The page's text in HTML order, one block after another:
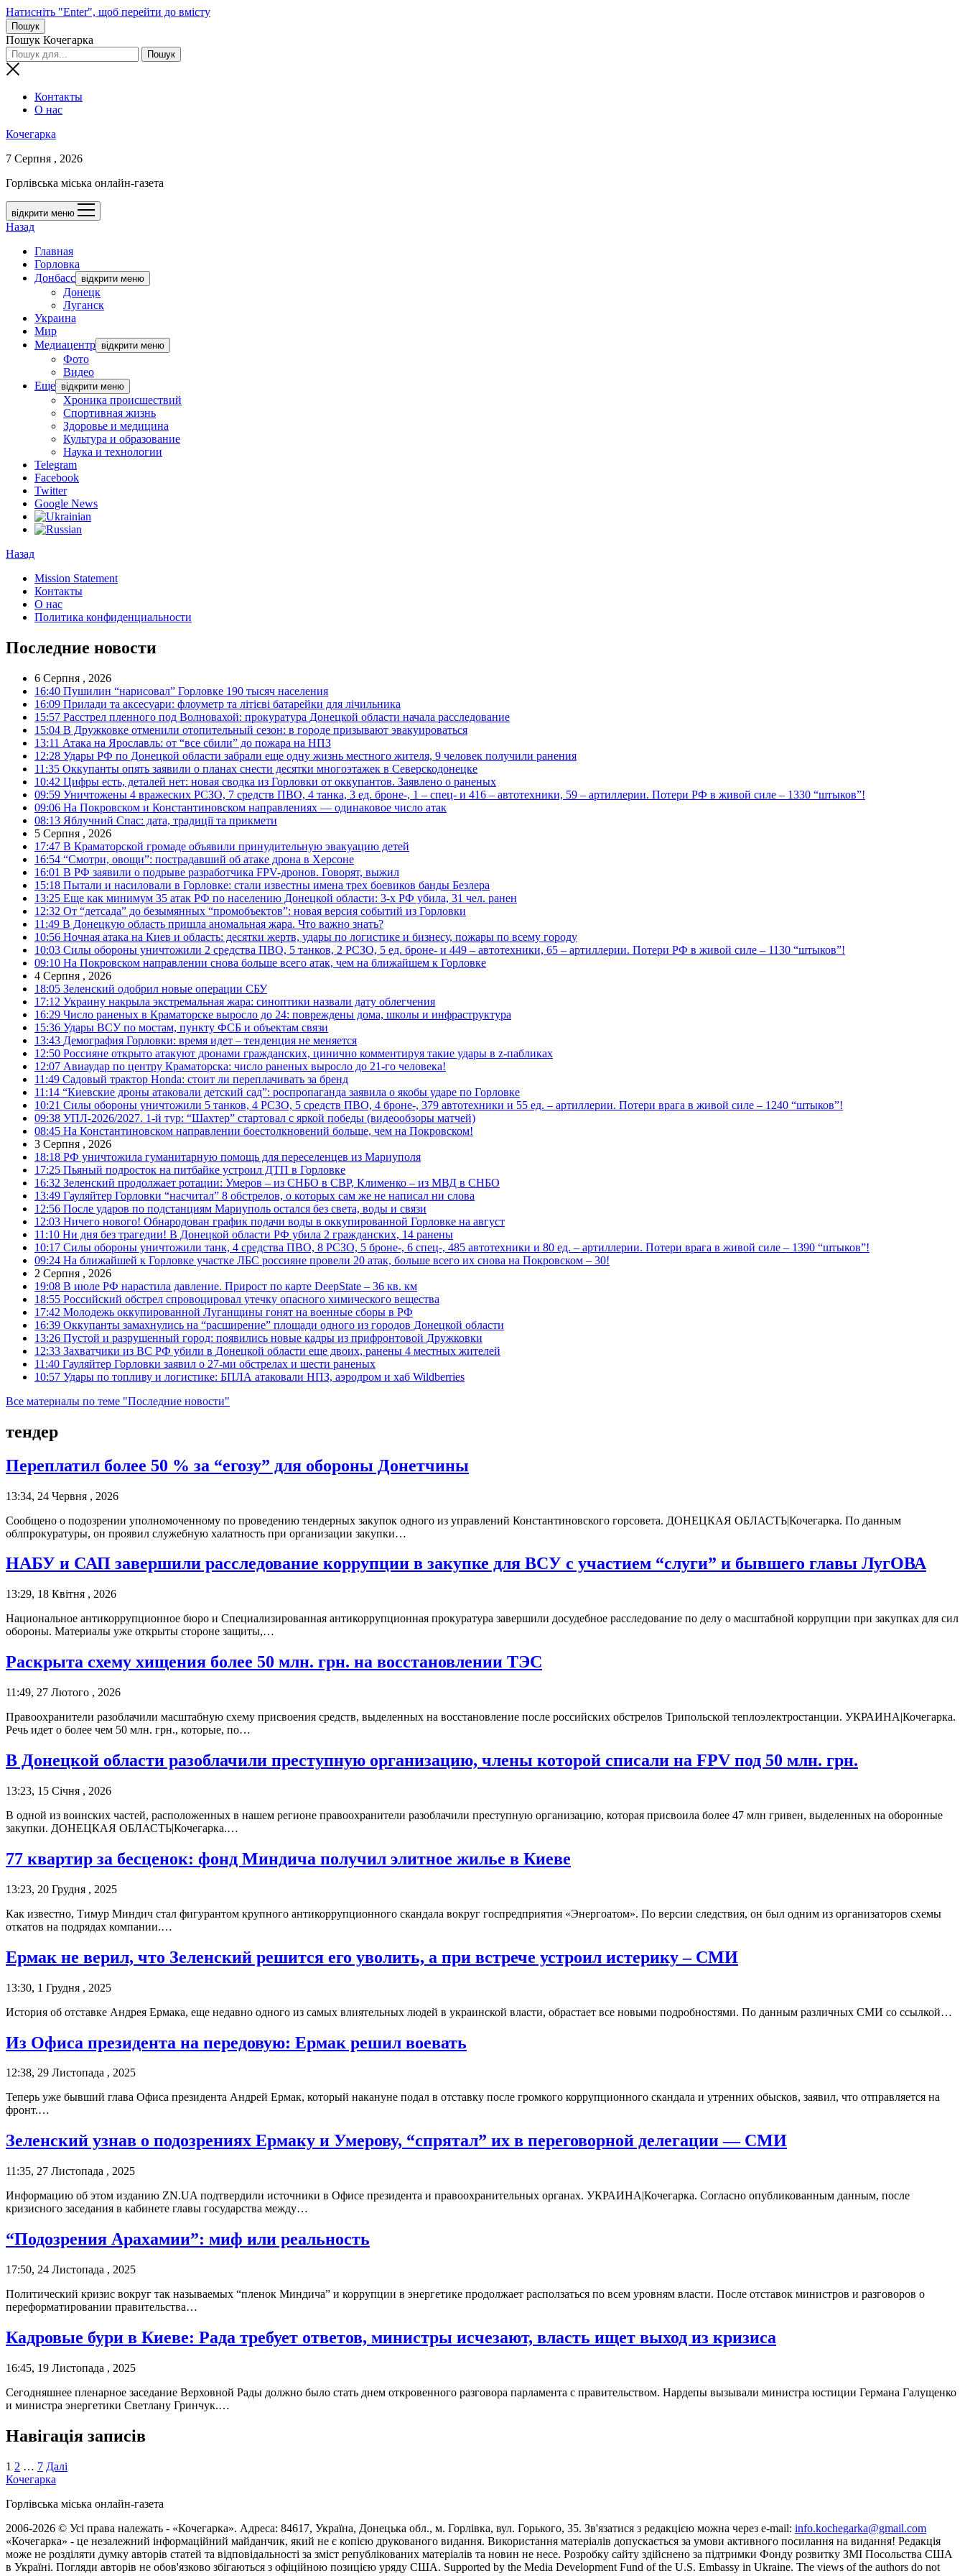
Натисніть "Enter", щоб перейти до вмісту
Пошук
Пошук Кочегарка
Контакты
О нас
Кочегарка
7 Серпня , 2026
Горлівська міська онлайн-газета
відкрити меню
Назад
Главная
Горловка
Донбасс відкрити меню
Донецк
Луганск
Украина
Мир
Медиацентр відкрити меню
Фото
Видео
Еще відкрити меню
Хроника происшествий
Спортивная жизнь
Здоровье и медицина
Культура и образование
Наука и технологии
Telegram
Facebook
Twitter
Google News
Назад
Mission Statement
Контакты
О нас
Политика конфиденциальности
Последние новости
6 Серпня , 2026
16:40 Пушилин “нарисовал” Горловке 190 тысяч населения
16:09 Прилади та аксесуари: флоуметр та літієві батарейки для лічильника
15:57 Расстрел пленного под Волновахой: прокуратура Донецкой области начала расследование
15:04 В Дружковке отменили отопительный сезон: в городе призывают эвакуироваться
13:11 Атака на Ярославль: от “все сбили” до пожара на НПЗ
12:28 Удары РФ по Донецкой области забрали еще одну жизнь местного жителя, 9 человек получили ранения
11:35 Оккупанты опять заявили о планах снести десятки многоэтажек в Северскодонецке
10:42 Цифры есть, деталей нет: новая сводка из Горловки от оккупантов. Заявлено о раненых
09:59 Уничтожены 4 вражеских РСЗО, 7 средств ПВО, 4 танка, 3 ед. броне-, 1 – спец- и 416 – автотехники, 59 – артиллерии. Потери РФ в живой силе – 1330 “штыков”!
09:06 На Покровском и Константиновском направлениях — одинаковое число атак
08:13 Яблучний Спас: дата, традиції та прикмети
5 Серпня , 2026
17:47 В Краматорской громаде объявили принудительную эвакуацию детей
16:54 “Смотри, овощи”: пострадавший об атаке дрона в Херсоне
16:01 В РФ заявили о подрыве разработчика FPV-дронов. Говорят, выжил
15:18 Пытали и насиловали в Горловке: стали известны имена трех боевиков банды Безлера
13:25 Еще как минимум 35 атак РФ по населению Донецкой области: 3-х РФ убила, 31 чел. ранен
12:32 От “детсада” до безымянных “промобъектов”: новая версия событий из Горловки
11:49 В Донецкую область пришла аномальная жара. Что важно знать?
10:56 Ночная атака на Киев и область: десятки жертв, удары по логистике и бизнесу, пожары по всему городу
10:03 Силы обороны уничтожили 2 средства ПВО, 5 танков, 2 РСЗО, 5 ед. броне- и 449 – автотехники, 65 – артиллерии. Потери РФ в живой силе – 1130 “штыков”!
09:10 На Покровском направлении снова больше всего атак, чем на ближайшем к Горловке
4 Серпня , 2026
18:05 Зеленский одобрил новые операции СБУ
17:12 Украину накрыла экстремальная жара: синоптики назвали дату облегчения
16:29 Число раненых в Краматорске выросло до 24: повреждены дома, школы и инфраструктура
15:36 Удары ВСУ по мостам, пункту ФСБ и объектам связи
13:43 Демография Горловки: время идет – тенденция не меняется
12:50 Россияне открыто атакуют дронами гражданских, цинично комментируя такие удары в z-пабликах
12:07 Авиаудар по центру Краматорска: число раненых выросло до 21-го человека!
11:49 Садовый трактор Honda: стоит ли переплачивать за бренд
11:14 “Киевские дроны атаковали детский сад”: роспропаганда заявила о якобы ударе по Горловке
10:21 Силы обороны уничтожили 5 танков, 4 РСЗО, 5 средств ПВО, 4 броне-, 379 автотехники и 55 ед. – артиллерии. Потери врага в живой силе – 1240 “штыков”!
09:38 УПЛ-2026/2027. 1-й тур: “Шахтер” стартовал с яркой победы (видеообзоры матчей)
08:45 На Константиновском направлении боестолкновений больше, чем на Покровском!
3 Серпня , 2026
18:18 РФ уничтожила гуманитарную помощь для переселенцев из Мариуполя
17:25 Пьяный подросток на питбайке устроил ДТП в Горловке
16:32 Зеленский продолжает ротации: Умеров – из СНБО в СВР, Клименко – из МВД в СНБО
13:49 Гауляйтер Горловки “насчитал” 8 обстрелов, о которых сам же не написал ни слова
12:56 После ударов по подстанциям Мариуполь остался без света, воды и связи
12:03 Ничего нового! Обнародован график подачи воды в оккупированной Горловке на август
11:10 Ни дня без трагедии! В Донецкой области РФ убила 2 гражданских, 14 ранены
10:17 Силы обороны уничтожили танк, 4 средства ПВО, 8 РСЗО, 5 броне-, 6 спец-, 485 автотехники и 80 ед. – артиллерии. Потери врага в живой силе – 1390 “штыков”!
09:24 На ближайшей к Горловке участке ЛБС россияне провели 20 атак, больше всего их снова на Покровском – 30!
2 Серпня , 2026
19:08 В июле РФ нарастила давление. Прирост по карте DeepState – 36 кв. км
18:55 Российский обстрел спровоцировал утечку опасного химического вещества
17:42 Молодежь оккупированной Луганщины гонят на военные сборы в РФ
16:39 Оккупанты замахнулись на “расширение” площади одного из городов Донецкой области
13:26 Пустой и разрушенный город: появились новые кадры из прифронтовой Дружковки
12:33 Захватчики из ВС РФ убили в Донецкой области еще двоих, ранены 4 местных жителей
11:40 Гауляйтер Горловки заявил о 27-ми обстрелах и шести раненых
10:57 Удары по топливу и логистике: БПЛА атаковали НПЗ, аэродром и хаб Wildberries
Все материалы по теме "Последние новости"
тендер
Переплатил более 50 % за “егозу” для обороны Донетчины
13:34, 24 Червня , 2026
Сообщено о подозрении уполномоченному по проведению тендерных закупок одного из управлений Константиновского горсовета. ДОНЕЦКАЯ ОБЛАСТЬ|Кочегарка. По данным
облпрокуратуры, он проявил служебную халатность при организации закупки…
НАБУ и САП завершили расследование коррупции в закупке для ВСУ с участием “слуги” и бывшего главы ЛугОВА
13:29, 18 Квітня , 2026
Национальное антикоррупционное бюро и Специализированная антикоррупционная прокуратура завершили досудебное расследование по делу о масштабной коррупции при закупках для сил
обороны. Материалы уже открыты стороне защиты,…
Раскрыта схему хищения более 50 млн. грн. на восстановлении ТЭС
11:49, 27 Лютого , 2026
Правоохранители разоблачили масштабную схему присвоения средств, выделенных на восстановление после российских обстрелов Трипольской теплоэлектростанции. УКРАИНА|Кочегарка.
Речь идет о более чем 50 млн. грн., которые, по…
В Донецкой области разоблачили преступную организацию, члены которой списали на FPV под 50 млн. грн.
13:23, 15 Січня , 2026
В одной из воинских частей, расположенных в нашем регионе правоохранители разоблачили преступную организацию, которая присвоила более 47 млн гривен, выделенных на оборонные
закупки. ДОНЕЦКАЯ ОБЛАСТЬ|Кочегарка.…
77 квартир за бесценок: фонд Миндича получил элитное жилье в Киеве
13:23, 20 Грудня , 2025
Как известно, Тимур Миндич стал фигурантом крупного антикоррупционного скандала вокруг госпредприятия «Энергоатом». По версии следствия, он был одним из организаторов схемы
откатов на подрядах компании.…
Ермак не верил, что Зеленский решится его уволить, а при встрече устроил истерику – СМИ
13:30, 1 Грудня , 2025
История об отставке Андрея Ермака, еще недавно одного из самых влиятельных людей в украинской власти, обрастает все новыми подробностями. По данным различных СМИ со ссылкой…
Из Офиса президента на передовую: Ермак решил воевать
12:38, 29 Листопада , 2025
Теперь уже бывший глава Офиса президента Андрей Ермак, который накануне подал в отставку после громкого коррупционного скандала и утренних обысков, заявил, что отправляется на
фронт.…
Зеленский узнав о подозрениях Ермаку и Умерову, “спрятал” их в переговорной делегации — СМИ
11:35, 27 Листопада , 2025
Информацию об этом изданию ZN.UA подтвердили источники в Офисе президента и правоохранительных органах. УКРАИНА|Кочегарка. Согласно опубликованным данным, после
кризисного заседания в кабинете главы государства между…
“Подозрения Арахамии”: миф или реальность
17:50, 24 Листопада , 2025
Политический кризис вокруг так называемых “пленок Миндича” и коррупции в энергетике продолжает расползаться по всем уровням власти. После отставок министров и разговоров о
переформатировании правительства…
Кадровые бури в Киеве: Рада требует ответов, министры исчезают, власть ищет выход из кризиса
16:45, 19 Листопада , 2025
Сегодняшнее пленарное заседание Верховной Рады должно было стать днем откровенного разговора парламента с правительством. Нардепы вызывали министра юстиции Германа Галущенко
и министра энергетики Светлану Гринчук.…
Навігація записів
1 2 … 7 Далі
Кочегарка
Горлівська міська онлайн-газета
2006-2026 © Усі права належать - «Кочегарка». Адреса: 84617, Україна, Донецька обл., м. Горлівка, вул. Горького, 35. Зв'язатися з редакцією можна через e-mail: info.kochegarka@gmail.com
«Кочегарка» - це незалежний інформаційний майданчик, який не є копією друкованого видання. Використання матеріалів допускається за умови активного посилання на видання! Редакція
може не розділяти думку авторів статей та відповідальності за зміст републікованих матеріалів та новин не несе. Розробку сайту здійснено за підтримки Фонду розвитку ЗМІ Посольства США
в Україні. Погляди авторів не обов'язково збігаються з офіційною позицією уряду США. Supported by the Media Development Fund of the U.S. Embassy in Ukraine. The views of the authors do not